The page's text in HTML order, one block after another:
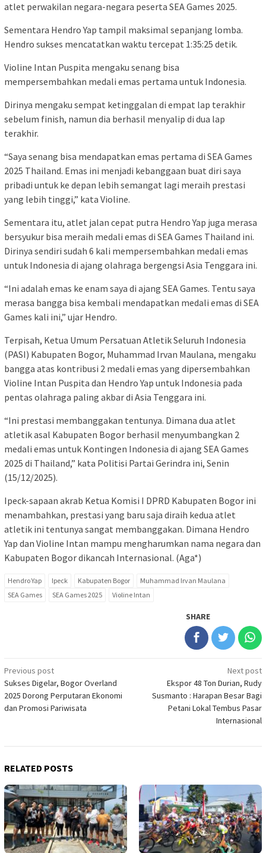
atlet perwakilan negara-negara peserta SEA Games 2025.
Sementara Hendro Yap tampil maksimal sepanjang lomba.
Hendro sukses mencatatkan waktu tercepat 1:35:25 detik.
Violine Intan Puspita mengaku senang bisa
mempersembahkan medali emas pertama untuk Indonesia.
Dirinya mengaku sempat ketinggalan di empat lap terakhir
sebelum finish, namun dia berhasil menyalip di dua lap
terakhir.
“Saya senang bisa mendapatkan emas pertama di SEA Games
2025 Thailand. Emas ini menjadi kebanggaan buat diri saya
pribadi untuk ke depan lebih semangat lagi meraih prestasi
yang lebih tinggi,” kata Violine.
Sementara itu, atlet jalan cepat putra Hendro Yap juga merasa
bersyukur bisa meraih medali emas di SEA Games Thailand ini.
Dirinya sendiri sudah 6 kali mempersembahkan medali emas
untuk Indonesia di ajang olahraga bergengsi Asia Tenggara ini.
“Ini adalah emas ke enam saya di ajang SEA Games. Tentu saya
merasa bangga bisa kembali mendapatkan medali emas di SEA
Games kali ini,” ujar Hendro.
Terpisah, Ketua Umum Persatuan Atletik Seluruh Indonesia
(PASI) Kabupaten Bogor, Muhammad Irvan Maulana, mengaku
bangga atas kontribusi 2 medali emas yang dipersembahkan
Violine Intan Puspita dan Hendro Yap untuk Indonesia pada
pentas olahraga paling akbar di Asia Tenggara ini.
“Ini prestasi membanggakan tentunya. Dimana dua atlet
atletik asal Kabupaten Bogor berhasil menyumbangkan 2
medali emas untuk Kontingen Indonesia di ajang SEA Games
2025 di Thailand,” kata Politisi Partai Gerindra ini, Senin
(15/12/2025).
Ipeck-sapaan akrab Ketua Komisi I DPRD Kabupaten Bogor ini
menambahkan, prestasi yang baru saja diraih kedua atlet
atletik ini tentunya sangat membanggakan. Dimana Hendro
Yap dan Violine Intan mampu mengharumkan nama negara dan
Kabupaten Bogor dikancah Internasional. (Aga*)
Hendro Yap Ipeck Kabupaten Bogor
Muhammad Irvan Maulana
SEA Games
SEA Games 2025 Violine Intan
SHARE
Post
navigation
Previous post
Sukses Digelar, Bogor Overland
2025 Dorong Perputaran Ekonomi
dan Promosi Pariwisata
Next post
Ekspor 48 Ton Durian, Rudy
Susmanto : Harapan Besar Bagi
Petani Lokal Tembus Pasar
Internasional
RELATED POSTS